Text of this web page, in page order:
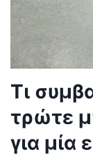
Τι
τρώτε
για μία